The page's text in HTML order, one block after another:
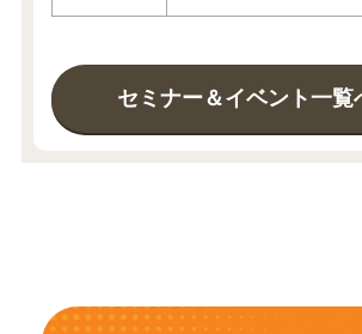
セミナー＆イベント一覧